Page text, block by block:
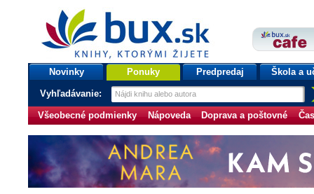
bux.sk
knihy, ktorými žijete
Úvodná stránka
Novinky Ponuky Predpredaj Škola a
Vyhľadávanie:
Všeobecné podmienky Nápoveda Doprava a poštovné